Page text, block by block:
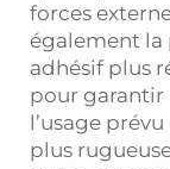
forces
également la
adhésif plus
pour garantir
l’usage
plus